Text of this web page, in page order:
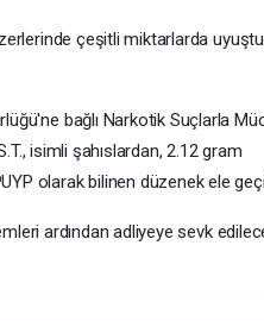
çeşitli miktarlarda
bağlı Narkotik Suçlarla
isimli şahıslardan, 2.12 gram
olarak bilinen düzenek ele
ardından adliyeye sevk